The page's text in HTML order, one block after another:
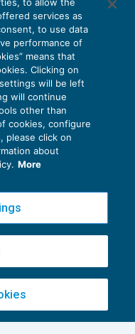
Master Breve
formazione
services as
to use data
performance of
means that
Clicking on
will be left
will continue
other than
cookies, configure
please click on
about
More